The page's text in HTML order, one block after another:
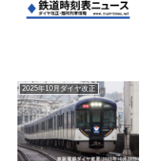
2025年10月ダイヤ改正